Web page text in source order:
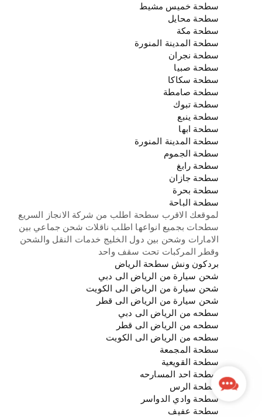
سطحة خميس مشيط
سطحة محايل
سطحة مكة
سطحة المدينة المنورة
سطحة نجران
سطحة صبيا
سطحة سكاكا
سطحة صامطة
سطحة تبوك
سطحة ينبع
سطحة ابها
سطحة المدينة المنورة
سطحة الجموم
سطحة رابغ
سطحة جازان
سطحة بحرة
سطحة الباحة
لموقعك الاقرب سطحة اطلب من شركة الانجاز السريع
سطحات بجميع انواعها اطلب ناقلات شحن جماعي بين
الامارات وشحن بين دول الخليج خدمات النقل والشحن
وقطر المركبات تحت سقف واحد
بردكون ونش سطحة الرياض
شحن سيارة من الرياض الى دبي
شحن سيارة من الرياض الى الكويت
شحن سيارة من الرياض الى قطر
سطحه من الرياض الى دبي
سطحه من الرياض الى قطر
سطحه من الرياض الى الكويت
سطحة المجمعة
سطحة القويعية
سطحة احد المسارحه
سطحة الرس
سطحة وادي الدواسر
سطحة عفيف
Contact
Us